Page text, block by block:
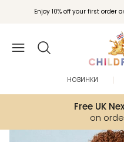
Enjoy 10% off your first
Вступайте в клуб Бонусы
Free UK
on
НОВИНКИ